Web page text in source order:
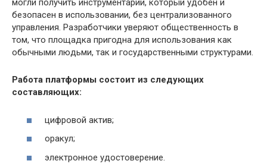
могли получить инструментарий, который удобен и
безопасен в использовании, без централизованного
управления. Разработчики уверяют общественность в
том, что площадка пригодна для использования как
обычными людьми, так и государственными структурами.
Работа платформы состоит из следующих
составляющих:
цифровой актив;
оракул;
электронное удостоверение.